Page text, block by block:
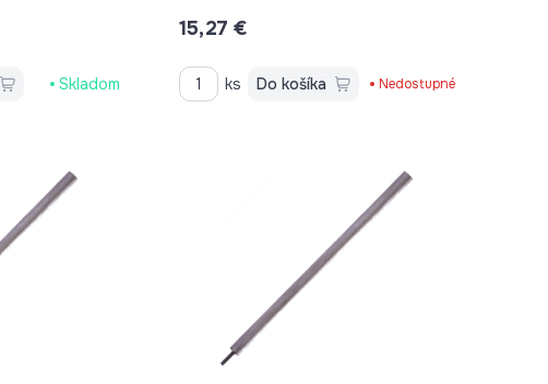
Skladom
15,27 €
ks Do košíka Nedostupné